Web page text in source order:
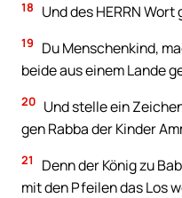
18 Und des HERRN
19
Du Menschenkind,
beide aus einem Lande
20 Und stelle ein
gen Rabba der Kinder
21
Denn der König zu
mit den Pfeilen das Los